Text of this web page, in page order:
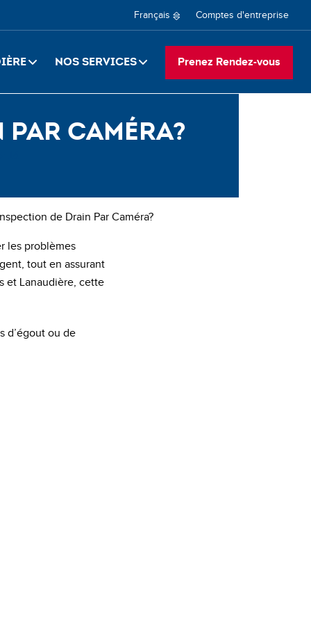
Select
your
language
FR
Comptes d'entreprise
Nos Services Prenez Rendez-vous
par caméra?
de Drain Par Caméra?
les problèmes
tout en assurant
et Lanaudière, cette
d’égout ou de